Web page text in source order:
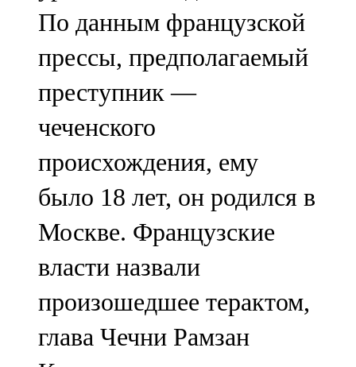
91,0 FM
Шәмәрдән
102,3 FM
Яңа чишмә
107,0 FM
Яр Чаллы
105,5 FM
По данным французской
прессы, предполагаемый
преступник —
чеченского
происхождения, ему
было 18 лет, он родился в
Москве. Французские
власти назвали
произошедшее терактом,
глава Чечни Рамзан